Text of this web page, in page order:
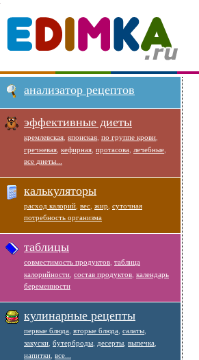
анализатор рецептов
эффективные диеты
кремлевская японская по группе крови
гречневая кефирная протасова лечебные
все диеты...
калькуляторы
расход калорий вес жир суточная
потребность организма
таблицы
совместимость продуктов таблица
калорийности состав продуктов календарь
беременности
кулинарные рецепты
первые блюда вторые блюда салаты
закуски бутерброды десерты выпечка
напитки все...